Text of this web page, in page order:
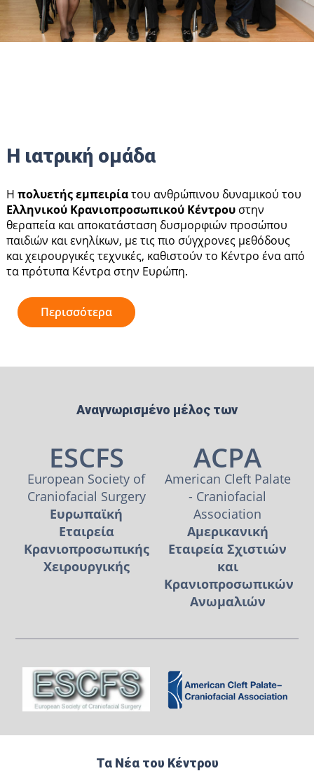
Η ιατρική ομάδα
Η πολυετής εμπειρίατου ανθρώπινου δυναμικού του
Ελληνικού Κρανιοπροσωπικού Κέντρουστην
θεραπεία και αποκατάσταση δυσμορφιών προσώπου
παιδιών και ενηλίκων, με τις πιο σύγχρονες μεθόδους
και χειρουργικές τεχνικές, καθιστούν το Κέντρο ένα από
τα πρότυπα Κέντρα στην Ευρώπη.
Περισσότερα
Αναγνωρισμένο μέλος των
ESCFS
European Society of
Craniofacial Surgery
Ευρωπαϊκή
Εταιρεία
Κρανιοπροσωπικής
Χειρουργικής
ACPA
American Cleft Palate
- Craniofacial
Association
Αμερικανική
Εταιρεία Σχιστιών
και
Κρανιοπροσωπικών
Ανωμαλιών
Τα Νέα του Κέντρου